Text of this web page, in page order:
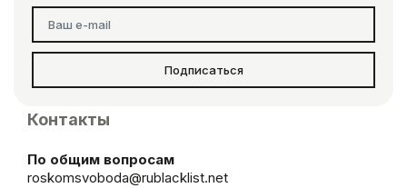
Подписаться
Контакты
По общим вопросам
roskomsvoboda@rublacklist.net